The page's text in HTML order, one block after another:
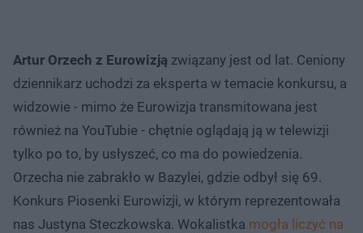
Artur Orzech z Eurowizją związany jest od lat. Ceniony
dziennikarz uchodzi za eksperta w temacie konkursu, a
widzowie - mimo że Eurowizja transmitowana jest
również na YouTubie - chętnie oglądają ją w telewizji
tylko po to, by usłyszeć, co ma do powiedzenia.
Orzecha nie zabrakło w Bazylei, gdzie odbył się 69.
Konkurs Piosenki Eurowizji, w którym reprezentowała
nas Justyna Steczkowska. Wokalistka mogła liczyć na